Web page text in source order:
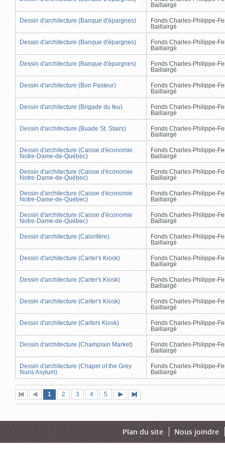
Baillairgé
Dessin d'architecture (Banque d'épargnes)
Fonds Charles-Philippe-
Baillairgé
Dessin d'architecture (Banque d'épargnes)
Fonds Charles-Philippe-
Baillairgé
Dessin d'architecture (Banque d'épargnes)
Fonds Charles-Philippe-
Baillairgé
Dessin d'architecture (Bon Pasteur)
Fonds Charles-Philippe-
Baillairgé
Dessin d'architecture (Brigade du feu)
Fonds Charles-Philippe-
Baillairgé
Dessin d'architecture (Buade St. Stairs)
Fonds Charles-Philippe-
Baillairgé
Dessin d'architecture (Caisse d'économie
Notre-Dame-de-Québec)
Fonds Charles-Philippe-
Baillairgé
Dessin d'architecture (Caisse d'économie
Notre-Dame-de-Québec)
Fonds Charles-Philippe-
Baillairgé
Dessin d'architecture (Caisse d'économie
Notre-Dame-de-Québec)
Fonds Charles-Philippe-
Baillairgé
Dessin d'architecture (Caisse d'économie
Notre-Dame-de-Québec)
Fonds Charles-Philippe-
Baillairgé
Dessin d'architecture (Calorifère)
Fonds Charles-Philippe-
Baillairgé
Dessin d'architecture (Carter's Kiosk)
Fonds Charles-Philippe-
Baillairgé
Dessin d'architecture (Carter's Kiosk)
Fonds Charles-Philippe-
Baillairgé
Dessin d'architecture (Carter's Kiosk)
Fonds Charles-Philippe-
Baillairgé
Dessin d'architecture (Carters Kiosk)
Fonds Charles-Philippe-
Baillairgé
Dessin d'architecture (Champlain Market)
Fonds Charles-Philippe-
Baillairgé
Dessin d'architecture (Chapel of the Grey
Nuns Asylum)
Fonds Charles-Philippe-
Baillairgé
Première
page
Page
précédente
Page
1 (page
actuelle)
Page
2 Page
3 Page
4 Page
5
suivante
page
Plan du site Nous joindre